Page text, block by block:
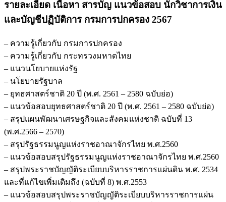
รายละเอียด เนื้อหา สารบัญ แนวข้อสอบ นักวิชาการเงิน
และบัญชีปฏิบัติการ กรมการปกครอง 2567
– ความรู้เกี่ยวกับ กรมการปกครอง
– ความรู้เกี่ยวกับ กระทรวงมหาดไทย
– แนวนโยบายแห่งรัฐ
– นโยบายรัฐบาล
– ยุทธศาสตร์ชาติ 20 ปี (พ.ศ. 2561 – 2580 ฉบับย่อ)
– แนวข้อสอบยุทธศาสตร์ชาติ 20 ปี (พ.ศ. 2561 – 2580 ฉบับย่อ)
– สรุปแผนพัฒนาเศรษฐกิจและสังคมแห่งชาติ ฉบับที่ 13
(พ.ศ.2566 – 2570)
– สรุปรัฐธรรมนูญแห่งราชอาณาจักรไทย พ.ศ.2560
– แนวข้อสอบสรุปรัฐธรรมนูญแห่งราชอาณาจักรไทย พ.ศ.2560
– สรุปพระราชบัญญัติระเบียบบริหารราชการแผ่นดิน พ.ศ. 2534
และที่แก้ไขเพิ่มเติมถึง (ฉบับที่ 8) พ.ศ.2553
– แนวข้อสอบสรุปพระราชบัญญัติระเบียบบริหารราชการแผ่น